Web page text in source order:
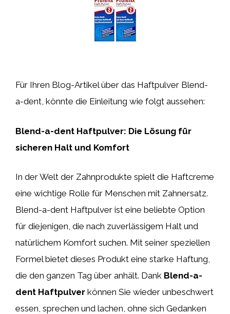
Für Ihren Blog-Artikel über das Haftpulver Blend-
a-dent, könnte die Einleitung wie folgt aussehen:
Blend-a-dent Haftpulver: Die Lösung für
sicheren Halt und Komfort
In der Welt der Zahnprodukte spielt die Haftcreme
eine wichtige Rolle für Menschen mit Zahnersatz.
Blend-a-dent Haftpulver ist eine beliebte Option
für diejenigen, die nach zuverlässigem Halt und
natürlichem Komfort suchen. Mit seiner speziellen
Formel bietet dieses Produkt eine starke Haftung,
die den ganzen Tag über anhält. Dank Blend-a-
dent Haftpulver können Sie wieder unbeschwert
essen, sprechen und lachen, ohne sich Gedanken